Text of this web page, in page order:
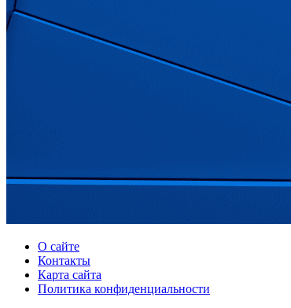
О сайте
Контакты
Карта сайта
Политика конфиденциальности